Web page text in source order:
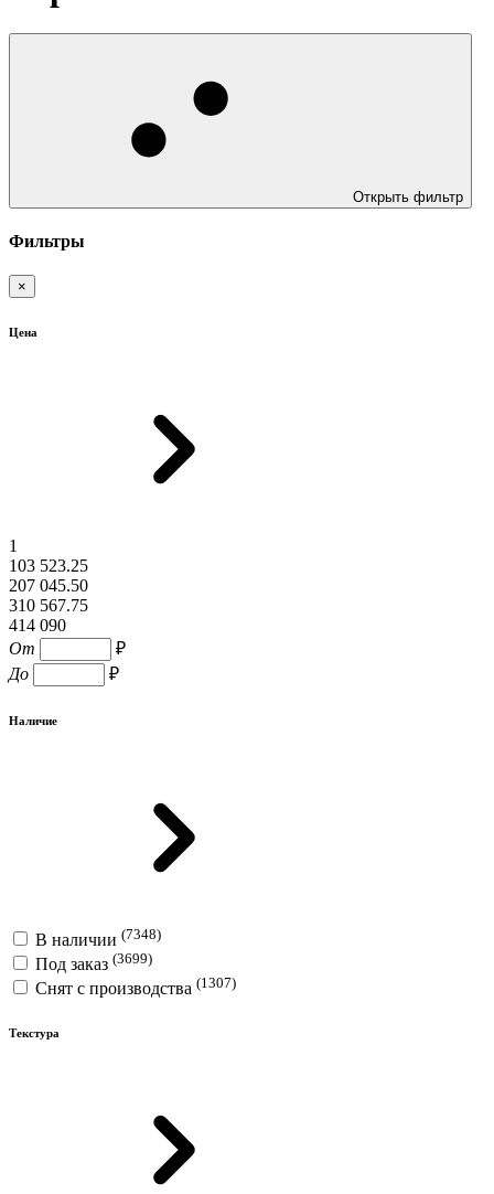
Открыть фильтр
Фильтры
×
Цена
1
103 523.25
207 045.50
310 567.75
414 090
От
₽
До
₽
Наличие
В наличии (7348)
Под заказ (3699)
Снят с производства (1307)
Текстура